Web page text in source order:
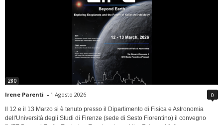
280
Irene Parenti - 1 Agosto 2026 0
Il 12 e il 13 Marzo si è tenuto presso il Dipartimento di Fisica e Astronomia
dell'Università degli Studi di Firenze (sede di Sesto Fiorentino) il convegno